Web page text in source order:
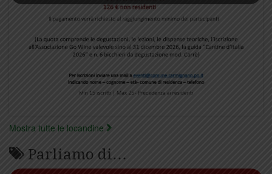
Mostra tutte le locandine
Parliamo di…